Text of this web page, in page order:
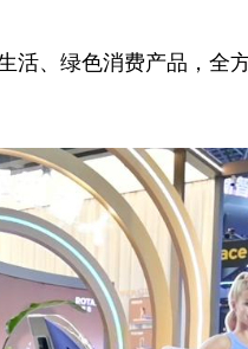
、绿色消费产品，全